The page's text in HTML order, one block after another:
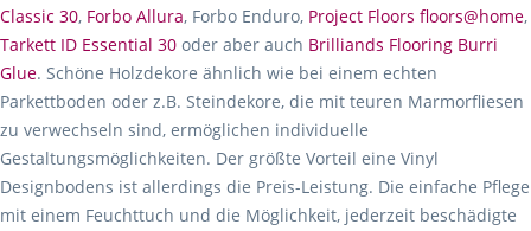
Classic 30, Forbo Allura, Forbo Enduro, Project Floors floors@home,
Tarkett ID Essential 30 oder aber auch Brilliands Flooring Burri
Glue. Schöne Holzdekore ähnlich wie bei einem echten
Parkettboden oder z.B. Steindekore, die mit teuren Marmorfliesen
zu verwechseln sind, ermöglichen individuelle
Gestaltungsmöglichkeiten. Der größte Vorteil eine Vinyl
Designbodens ist allerdings die Preis-Leistung. Die einfache Pflege
mit einem Feuchttuch und die Möglichkeit, jederzeit beschädigte